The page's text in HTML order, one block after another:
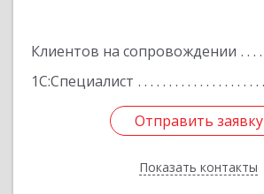
Клиентов на сопровождении
1С:Специалист
Отправить заявку
Показать контакты
Отправить заявку
Назад